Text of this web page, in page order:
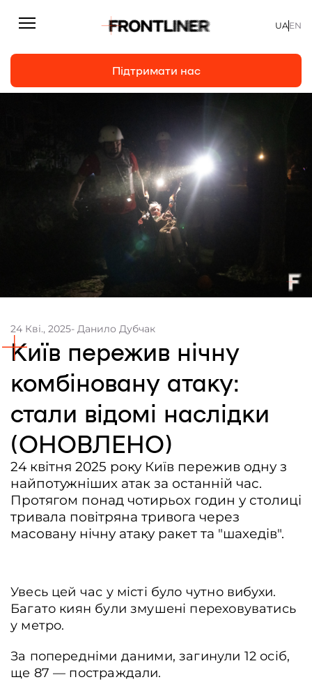
Статті
Підтримати
Контакти
Співпраця
Медіакіт
Партнери проєкту та подяка
Редакційна політика | Копірайт
Документи
Підтримати нас
UAEN
Підтримати нас
24 Кві., 2025- Данило Дубчак
Київ пережив нічну
комбіновану атаку:
стали відомі наслідки
(ОНОВЛЕНО)
24 квітня 2025 року Київ пережив одну з
найпотужніших атак за останній час.
Протягом понад чотирьох годин у столиці
тривала повітряна тривога через
масовану нічну атаку ракет та "шахедів".
Увесь цей час у місті було чутно вибухи.
Багато киян були змушені переховуватись
у метро.
За попередніми даними, загинули 12 осіб,
ще 87 — постраждали.